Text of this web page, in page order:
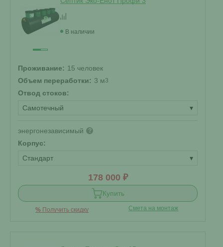
В наличии
Проживание: 15 человек
Объем переработки: 3 м3
Отвод стоков:
Самотечный
▾
энергонезависимый ?
Корпус:
Стандарт
▾
178 000 ₽
Купить
% Получить скидку Смета на монтаж